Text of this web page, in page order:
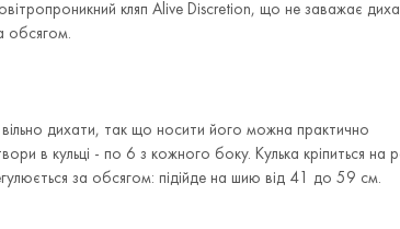
кляп Alive Discretion, що не заважає
обсягом.
вільно дихати, так що носити його можна практично
в кульці - по 6 з кожного боку. Кулька кріпиться на
за обсягом: підійде на шию від 41 до 59 см.